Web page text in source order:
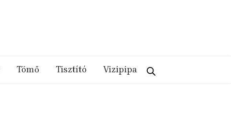
Tömő Tisztító Vizipipa